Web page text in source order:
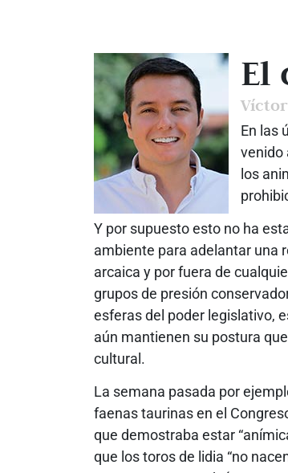
El
En las
venido
los
Y por supuesto esto no ha
ambiente para adelantar una
arcaica y por fuera de
grupos de presión
esferas del poder legislativo,
aún mantienen su postura
cultural.
La semana pasada por
faenas taurinas en el
que demostraba estar
que los toros de lidia “no